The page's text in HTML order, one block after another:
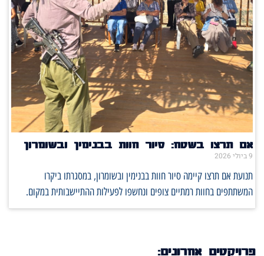
אם תרצו בשטח: סיור חוות בבנימין ובשומרון
9 ביולי 2026
תנועת אם תרצו קיימה סיור חוות בבנימין ובשומרון, במסגרתו ביקרו
המשתתפים בחוות רמתיים צופים ונחשפו לפעילות ההתיישבותית במקום.
פרויקטים אחרונים: